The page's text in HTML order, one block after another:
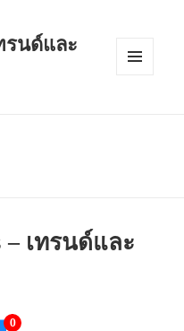
รนด์และ
เทรนด์และ
0